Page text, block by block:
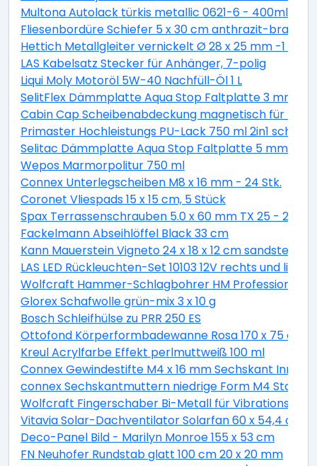
Multona Autolack türkis metallic 0621-6 - 400ml
Fliesenbordüre Schiefer 5 x 30 cm anthrazit-braun
Hettich Metallgleiter vernickelt Ø 28 x 25 mm -1
LAS Kabelsatz Stecker für Anhänger, 7-polig
Liqui Moly Motoröl 5W-40 Nachfüll-Öl 1 L
SelitFlex Dämmplatte Aqua Stop Faltplatte 3 mm
Cabin Cap Scheibenabdeckung magnetisch für
Primaster Hochleistungs PU-Lack 750 ml 2in1
Selitac Dämmplatte Aqua Stop Faltplatte 5 mm
Wepos Marmorpolitur 750 ml
Connex Unterlegscheiben M8 x 16 mm - 24 Stk.
Coronet Vliespads 15 x 15 cm, 5 Stück
Spax Terrassenschrauben 5.0 x 60 mm TX 25 - 200
Fackelmann Abseihlöffel Black 33 cm
Kann Mauerstein Vigneto 24 x 18 x 12 cm
LAS LED Rückleuchten-Set 10103 12V rechts und links
Wolfcraft Hammer-Schlagbohrer HM Professional
Glorex Schafwolle grün-mix 3 x 10 g
Bosch Schleifhülse zu PRR 250 ES
Ottofond Körperformbadewanne Rosa 170 x 75 cm,
Kreul Acrylfarbe Effekt perlmuttweiß 100 ml
Connex Gewindestifte M4 x 16 mm Sechskant Innen
connex Sechskantmuttern niedrige Form M4 Stahl
Wolfcraft Fingerschaber Bi-Metall für
Vitavia Solar-Dachventilator Solarfan 60 x 54,4 cm
Deco-Panel Bild - Marilyn Monroe 155 x 53 cm
FN Neuhofer Rundstab glatt 100 cm 20 x 20 mm